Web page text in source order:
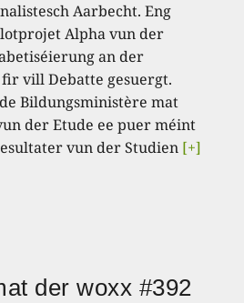
Aarbecht. Eng
Alpha vun der
an der
vill Debatte gesuergt.
Bildungsministère mat
der Etude ee puer méint
vun der Studien [+]
der woxx #392